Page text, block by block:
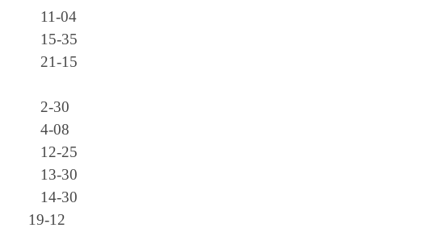
11-04
15-35
21-15
2-30
4-08
12-25
13-30
14-30
19-12